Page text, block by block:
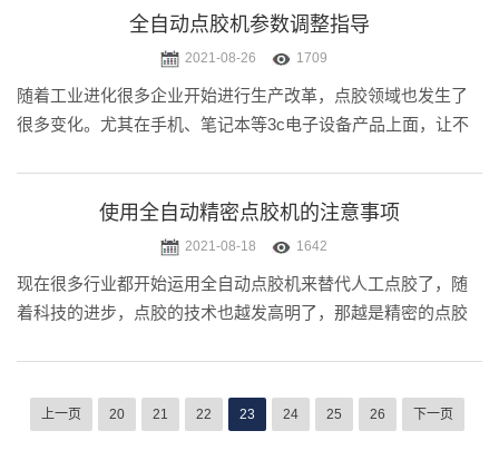
也会遇到一些问题，那么我.....
全自动点胶机参数调整指导
2021-08-26 1709
随着工业进化很多企业开始进行生产改革，点胶领域也发生了
很多变化。尤其在手机、笔记本等3c电子设备产品上面，让不
用全自动点胶机过程中绝大.....
使用全自动精密点胶机的注意事项
2021-08-18 1642
现在很多行业都开始运用全自动点胶机来替代人工点胶了，随
着科技的进步，点胶的技术也越发高明了，那越是精密的点胶
项吧！
上一页 20 21 22 23 24 25 26 下一页